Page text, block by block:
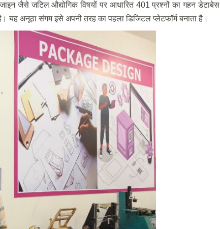
जैसे जटिल औद्योगिक विषयों पर आधारित 401 प्रश्नों का गहन डेटाबेस
यह अनूठा संगम इसे अपनी तरह का पहला डिजिटल प्लेटफॉर्म बनाता है।